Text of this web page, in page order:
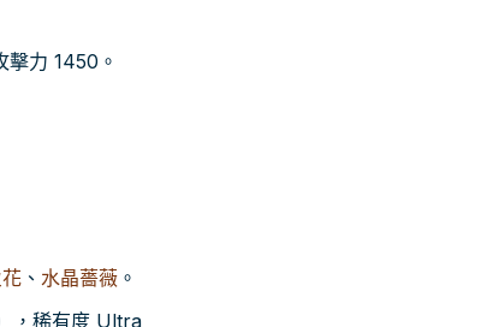
力 1450。
、 水晶薔薇 。
，稀有度 Ultra